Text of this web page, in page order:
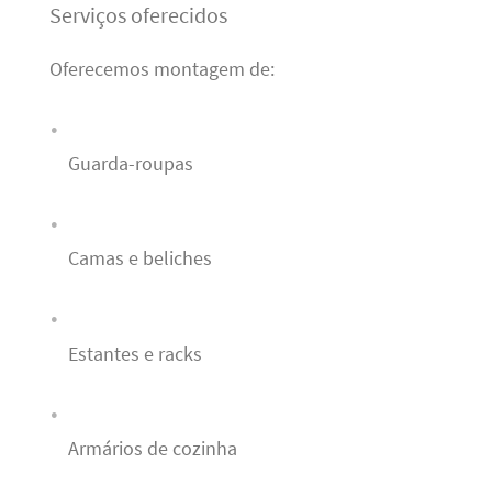
Serviços oferecidos
Oferecemos montagem de:
Guarda-roupas
Camas e beliches
Estantes e racks
Armários de cozinha